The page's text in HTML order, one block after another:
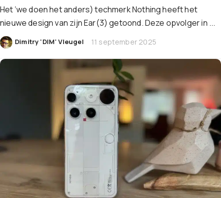
Het ‘we doen het anders) techmerk Nothing heeft het
nieuwe design van zijn Ear(3) getoond. Deze opvolger in ...
Dimitry 'DIM' Vleugel 11 september 2025